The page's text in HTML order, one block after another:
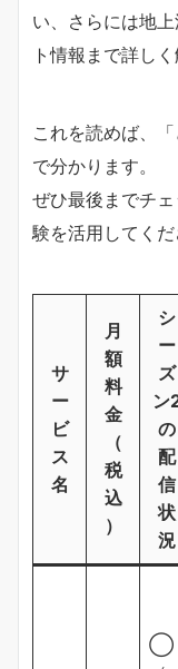
い、さらには地
ト情報まで詳し
これを読めば、
で分かります。
ぜひ最後までチ
験を活用してくだ
サ
ー
ビ
ス
名
月
額
料
金
（
税
込
）
シ
ー
ズ
ン
の
配
信
状
況
◯